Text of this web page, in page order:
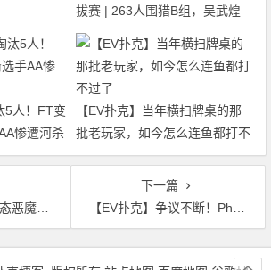
拔赛 | 263人围猎B组，吴武煌
54.4万领跑，主赛第一轮晋级版
5人！FT变
惨遭河杀
【EV扑克】当年横扫牌桌的那
批老玩家，如今怎么连鱼都打不
过了
痴迷暴力性行为
下一篇
【EV扑克】争议不断！Phil Ivey分享对疑似作弊事件的看法……